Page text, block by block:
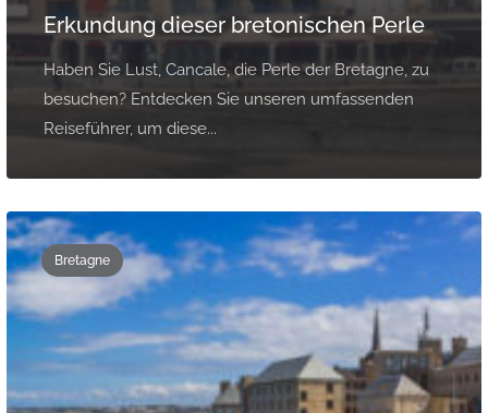
Erkundung dieser bretonischen Perle
Haben Sie Lust, Cancale, die Perle der Bretagne, zu
besuchen? Entdecken Sie unseren umfassenden
Reiseführer, um diese...
Bretagne